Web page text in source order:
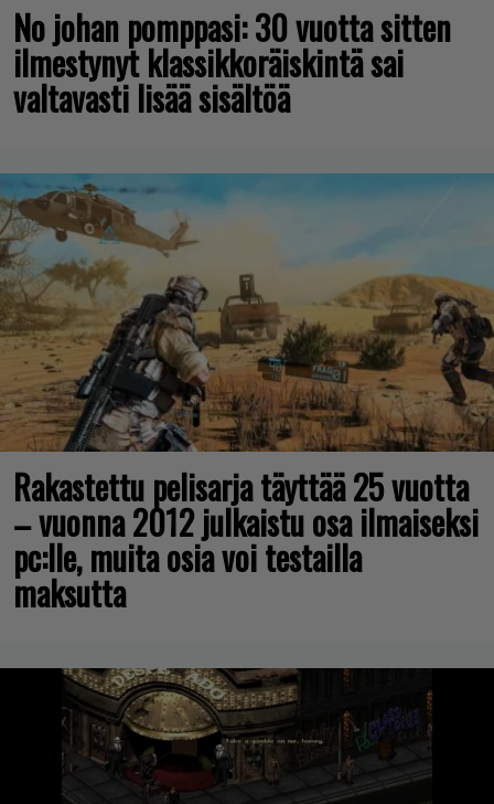
No johan pomppasi: 30 vuotta sitten
ilmestynyt klassikkoräiskintä sai
valtavasti lisää sisältöä
Rakastettu pelisarja täyttää 25 vuotta
– vuonna 2012 julkaistu osa ilmaiseksi
pc:lle, muita osia voi testailla
maksutta